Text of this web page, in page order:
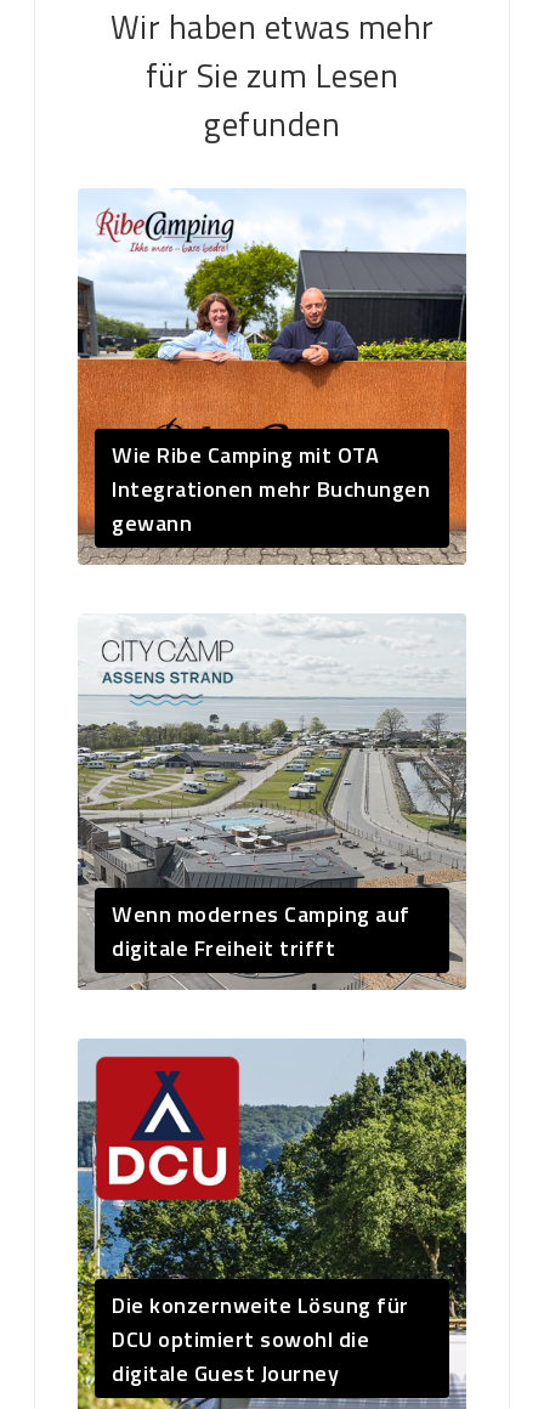
Wir haben etwas mehr
für Sie zum Lesen
gefunden
Wie Ribe Camping mit OTA
Integrationen mehr Buchungen
gewann
Wenn modernes Camping auf
digitale Freiheit trifft
Die konzernweite Lösung für
DCU optimiert sowohl die
digitale Guest Journey